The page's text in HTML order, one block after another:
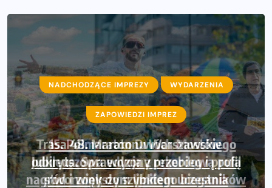
NADCHODZĄCE IMPREZY WYDARZENIA
ZAPOWIEDZI IMPREZ
Trasa 48. Maratonu Warszawskiego
odkryta. Sprawdzony przebieg i profil
stworzony do szybkiego biegania